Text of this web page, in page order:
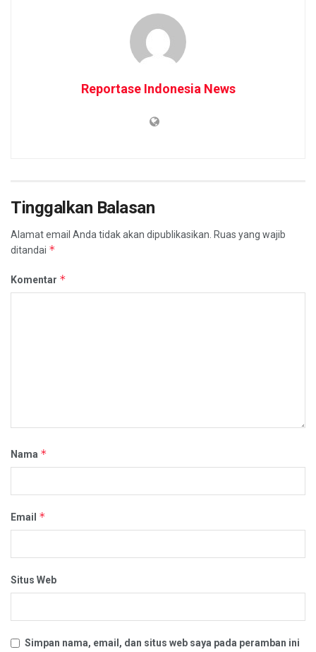
Reportase Indonesia News
Tinggalkan Balasan
Alamat email Anda tidak akan dipublikasikan. Ruas yang wajib
ditandai *
Komentar *
Nama *
Email *
Situs Web
Simpan nama, email, dan situs web saya pada peramban ini